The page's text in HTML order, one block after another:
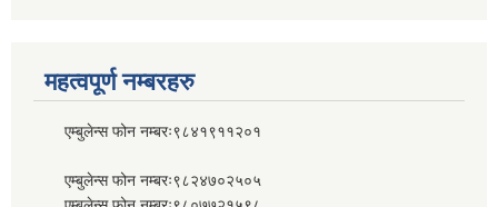
महत्वपूर्ण नम्बरहरु
एम्बुलेन्स फोन नम्बरः९८४१९११२०१
एम्बुलेन्स फोन नम्बरः९८२४७०२५०५